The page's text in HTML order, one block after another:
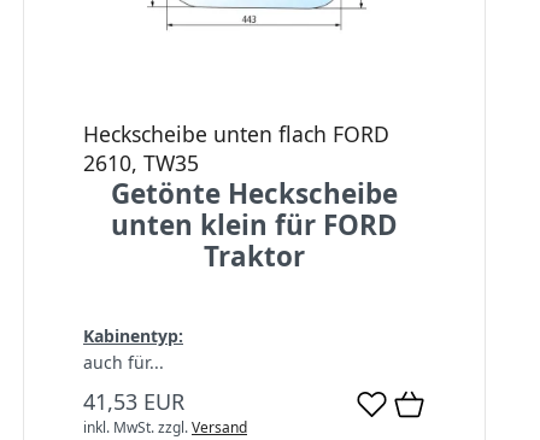
Heckscheibe unten flach FORD
2610, TW35
Getönte Heckscheibe
unten klein für FORD
Traktor
Kabinentyp:
auch für...
41,53 EUR
inkl. MwSt.zzgl.Versand